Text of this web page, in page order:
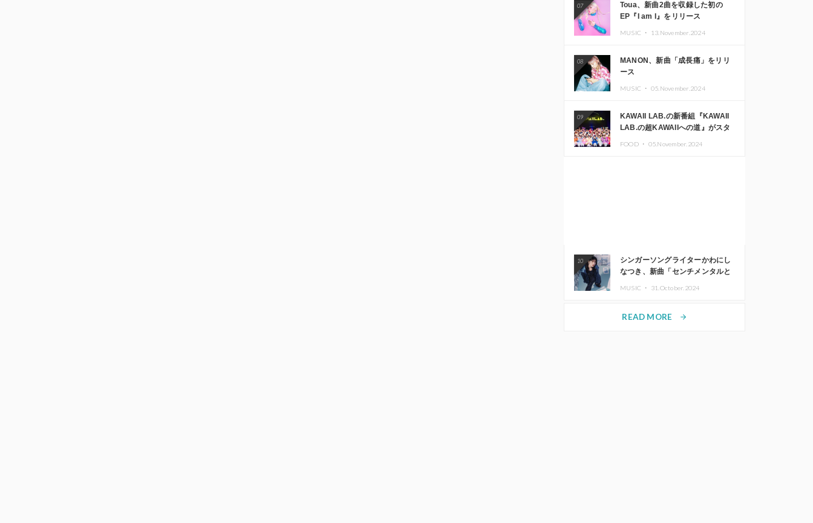
07
Toua、新曲2曲を収録した初の
EP『I am I』をリリース
MUSIC ・ 13.November.2024
08
MANON、新曲「成長痛」をリリ
ース
MUSIC ・ 05.November.2024
09
KAWAII LAB.の新番組『KAWAII
LAB.の超KAWAIIへの道』がスタ
FOOD ・ 05.November.2024
10
シンガーソングライターかわにし
なつき、新曲「センチメンタルと
MUSIC ・ 31.October.2024
READ MORE arrow_forward